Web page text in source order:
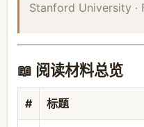
Stanford University ·
📖 阅读材料总览
# 标题